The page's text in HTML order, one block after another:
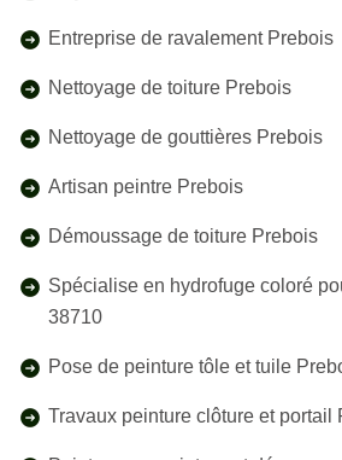
Entreprise de ravalement Prebois
Nettoyage de toiture Prebois
Nettoyage de gouttières Prebois
Artisan peintre Prebois
Démoussage de toiture Prebois
Spécialise en hydrofuge coloré
38710
Pose de peinture tôle et tuile
Travaux peinture clôture et portail